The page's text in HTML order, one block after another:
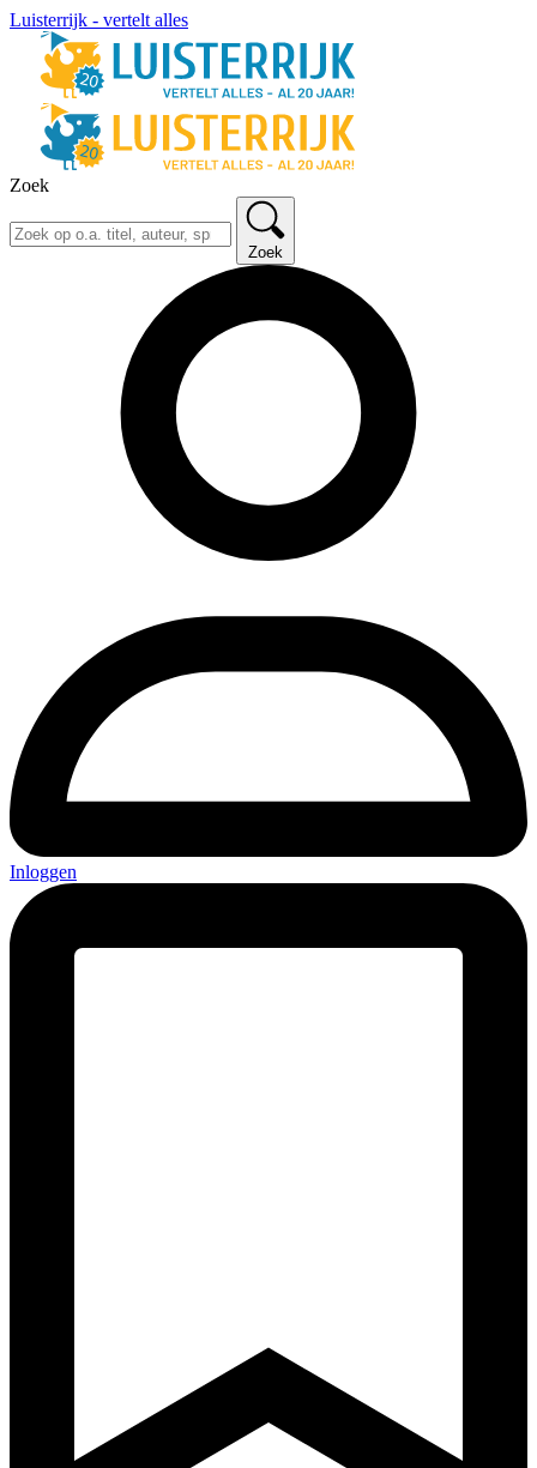
Luisterrijk - vertelt alles
Zoek
Zoek
Inloggen